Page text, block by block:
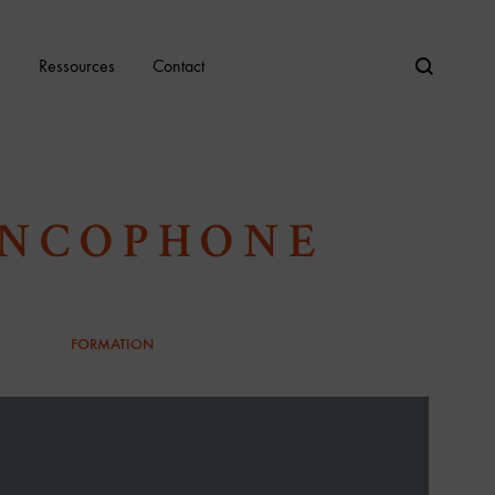
Ressources Contact
FORMATION